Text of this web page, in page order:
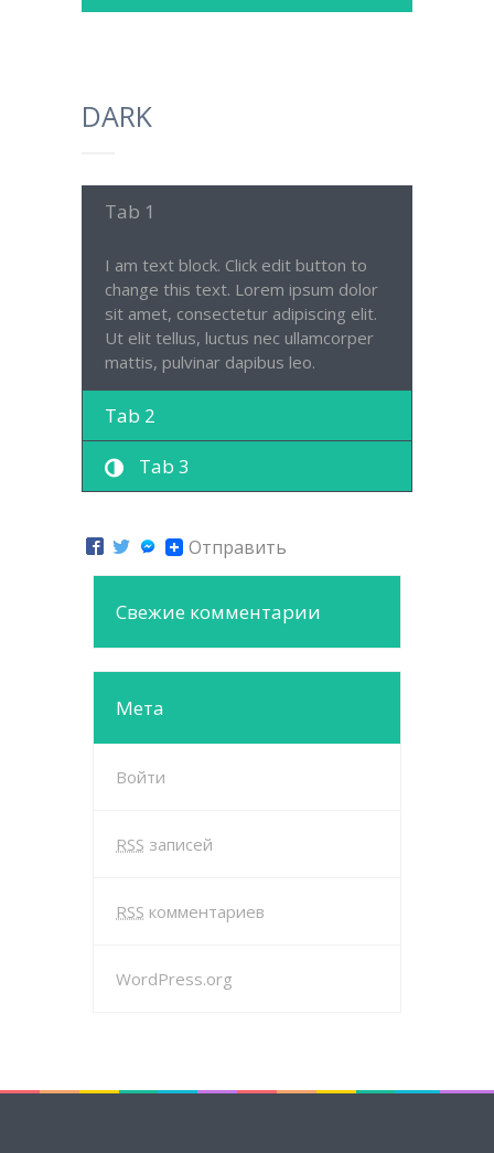
DARK
Tab 1
I am text block. Click edit button to
change this text. Lorem ipsum dolor
sit amet, consectetur adipiscing elit.
Ut elit tellus, luctus nec ullamcorper
mattis, pulvinar dapibus leo.
Tab 2
Tab 3
Отправить
Свежие комментарии
Мета
Войти
RSS записей
RSS комментариев
WordPress.org